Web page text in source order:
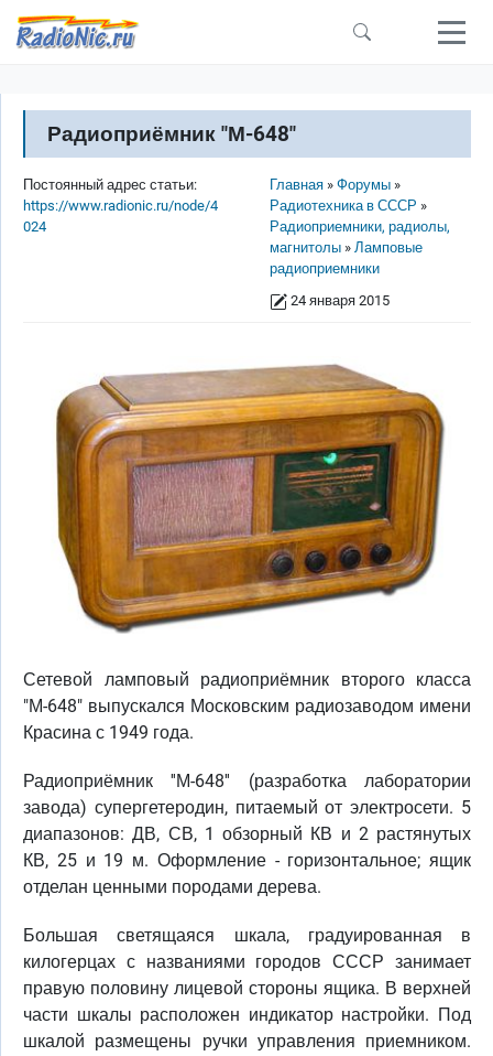
Перейти к основному содержанию
Радиоприёмник "М-648"
Строка навигации
Главная
Форумы
Радиотехника в СССР
Радиоприемники, радиолы,
магнитолы
Ламповые
радиоприемники
24 января 2015
Постоянный адрес статьи:
https://www.radionic.ru/node/4
024
Сетевой ламповый радиоприёмник второго класса
"М-648" выпускался Московским радиозаводом имени
Красина с 1949 года.
Радиоприёмник ''М-648'' (разработка лаборатории
завода) супергетеродин, питаемый от электросети. 5
диапазонов: ДВ, СВ, 1 обзорный КВ и 2 растянутых
КВ, 25 и 19 м. Оформление - горизонтальное; ящик
отделан ценными породами дерева.
Большая светящаяся шкала, градуированная в
килогерцах с названиями городов СССР занимает
правую половину лицевой стороны ящика. В верхней
части шкалы расположен индикатор настройки. Под
шкалой размещены ручки управления приемником.